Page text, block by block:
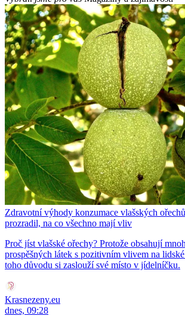
Zdravotní výhody konzumace vlašských
prozradil, na co všechno mají vliv
Proč jíst vlašské ořechy? Protože obsahují
prospěšných látek s pozitivním vlivem na
toho důvodu si zaslouží své místo v jídelníčku.
Krasnezeny.eu
dnes, 09:28